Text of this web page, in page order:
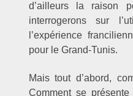
d’ailleurs la raison
interrogerons sur
l’expérience
pour le Grand-Tunis.
Mais tout d’abord,
Comment se